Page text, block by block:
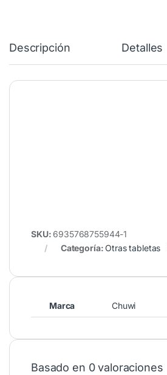
Descripción Detalles
SKU:6935768755944-1
Categoría:Otras tabletas
Marca Chuwi
Basado en 0 valoraciones